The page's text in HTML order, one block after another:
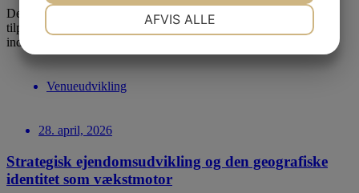
Denne kategori belyser, hvordan venues udvikles, forbedres og
tilpasses nye behov i markedet. Her er fokus på investeringer,
indretning, profil, fleksibilitet og langsigtet drift.
Venueudvikling
28. april, 2026
Strategisk ejendomsudvikling og den geografiske
identitet som vækstmotor
AFVIS ALLE